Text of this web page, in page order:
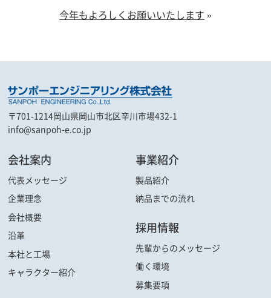
今年もよろしくお願いいたします »
〒701-1214岡山県岡山市北区辛川市場432-1
info@sanpoh-e.co.jp
会社案内
代表メッセージ
企業理念
会社概要
沿革
本社と工場
キャラクター紹介
事業紹介
製品紹介
納品までの流れ
採用情報
先輩からの メッセージ
働く環境
募集要項